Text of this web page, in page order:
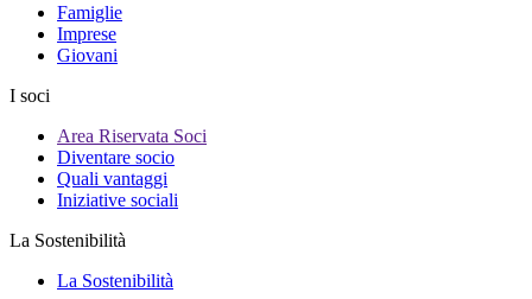
Famiglie
Imprese
Giovani
I soci
Area Riservata Soci
Diventare socio
Quali vantaggi
Iniziative sociali
La Sostenibilità
La Sostenibilità